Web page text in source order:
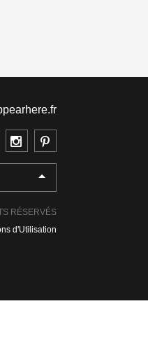
RÉSERVÉS
d'Utilisation